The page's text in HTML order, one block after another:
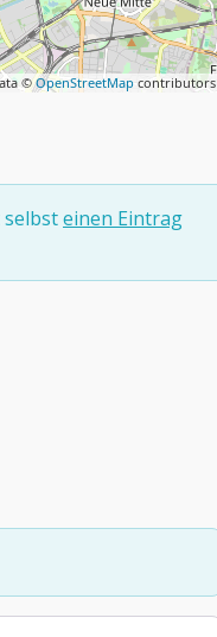
©OpenStreetMap contributors
selbsteinen Eintrag